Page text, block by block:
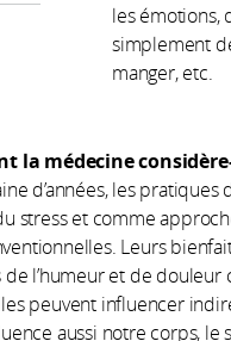
les émotions,
simplement
manger, etc.
la médecine
d’années, les
stress et comme
Leurs
l’humeur et de douleur
peuvent influencer
aussi notre corps,